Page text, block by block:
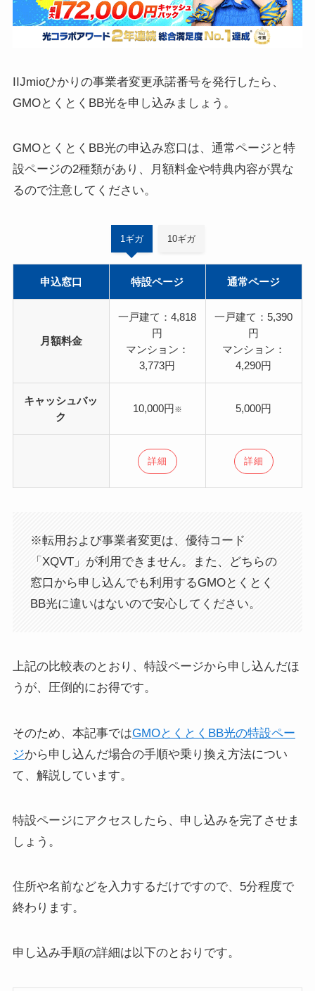
IIJmioひかりの事業者変更承諾番号を発行したら、
GMOとくとくBB光を申し込みましょう。
GMOとくとくBB光の申込み窓口は、通常ページと特
設ページの2種類があり、月額料金や特典内容が異な
るので注意してください。
1ギガ 10ギガ
申込窓口 特設ページ 通常ページ
月額料金
一戸建て：4,818
円
マンション：
3,773円
一戸建て：5,390
円
マンション：
4,290円
キャッシュバッ
ク
10,000円※ 5,000円
詳細 詳細
※転用および事業者変更は、優待コード
「XQVT」が利用できません。また、どちらの
窓口から申し込んでも利用するGMOとくとく
BB光に違いはないので安心してください。
上記の比較表のとおり、特設ページから申し込んだほ
うが、圧倒的にお得です。
そのため、本記事ではGMOとくとくBB光の特設ペー
ジから申し込んだ場合の手順や乗り換え方法につい
て、解説しています。
特設ページにアクセスしたら、申し込みを完了させま
しょう。
住所や名前などを入力するだけですので、5分程度で
終わります。
申し込み手順の詳細は以下のとおりです。